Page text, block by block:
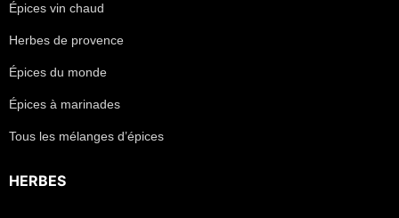
Épices vin chaud
Herbes de provence
Épices du monde
Épices à marinades
Tous les mélanges d’épices
HERBES